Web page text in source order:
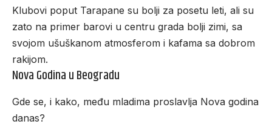
Klubovi poput Tarapane su bolji za posetu leti, ali su
zato na primer barovi u centru grada bolji zimi, sa
svojom ušuškanom atmosferom i kafama sa dobrom
rakijom.
Nova Godina u Beogradu
Gde se, i kako, među mladima proslavlja Nova godina
danas?